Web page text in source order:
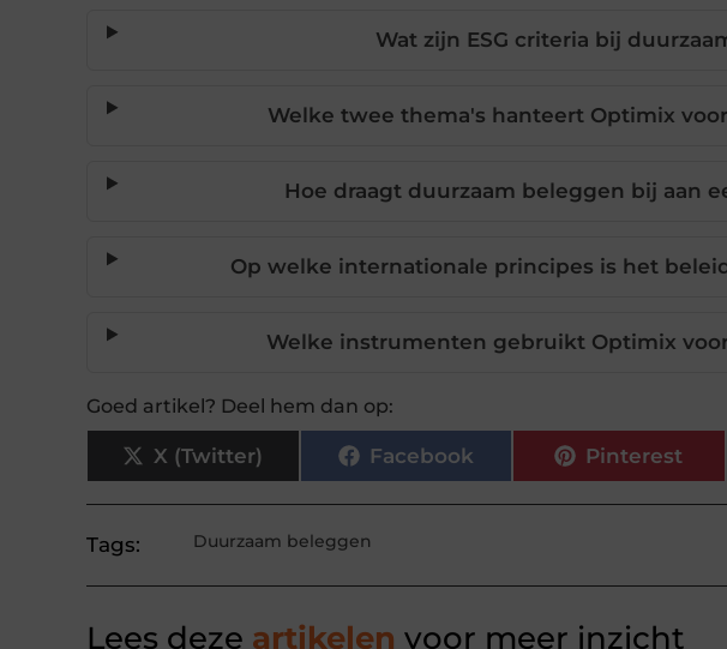
Wat zijn ESG criteria bij
Welke twee thema's hanteert Optimix
Hoe draagt duurzaam beleggen bij aan
Op welke internationale principes is het
Welke instrumenten gebruikt Optimix
Goed artikel? Deel hem dan op:
X (Twitter) Facebook Pinterest
Tags: Duurzaam beleggen
Lees deze artikelen voor meer inzicht